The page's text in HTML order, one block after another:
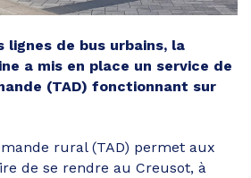
lignes de bus urbains, la
a mis en place un service de
(TAD) fonctionnant sur
rural (TAD) permet aux
de se rendre au Creusot, à